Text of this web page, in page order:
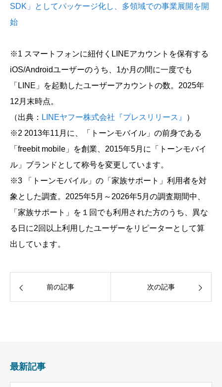
SDK」としてパッケージ化し、多領域での事業展開を開
始
※1 スマートフォンに紐付くLINEアカウントを保有する
iOS/Androidユーザーのうち、1か月の間に一度でも
「LINE」を起動したユーザーアカウントの数。2025年
12月末時点。
（出典： LINEヤフー株式会社『プレスリリース』
）
※2 2013年11月に、「トーンモバイル」の前身である
「freebit mobile」を創業、2015年5月に「トーンモバイ
ル」ブランドとして称号を変更しています。
※3 「トーンモバイル」の「家族サポート」利用者を対
象とした調査。2025年5月～2026年5月の調査期間中、
「家族サポート」を１回でも利用された方のうち、異な
る日に2回以上利用したユーザーをリピーターとして算
出しています。
前の記事 次の記事
最新記事